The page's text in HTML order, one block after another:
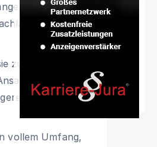
um den
zur Zeit der
den er
Wert, so
vollem Umfang,